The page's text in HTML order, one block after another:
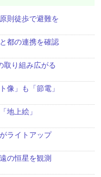
則徒歩で避難を
都の連携を確認
取り組み広がる
像」も「節電」
地上絵」
ライトアップ
の恒星を観測